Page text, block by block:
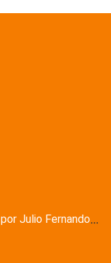
por Julio Fernando...